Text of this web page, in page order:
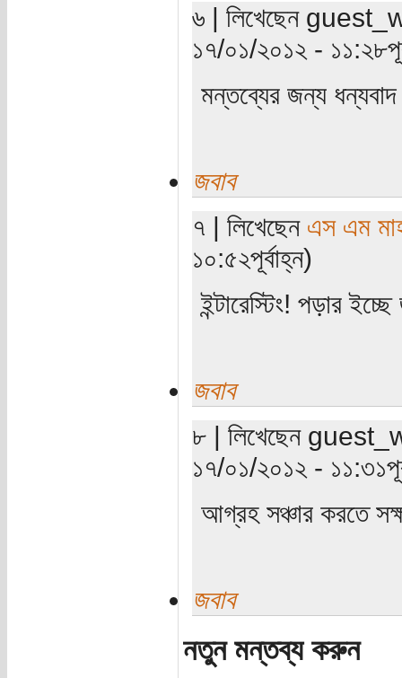
৬ | লিখেছেন
১৭/০১/২০১২ -
মন্তব্যের জন্য
জবাব
৭ | লিখেছেন এস এম
১০:৫২পূর্বাহ্ন)
ইন্টারেস্টিং! পড়ার
জবাব
৮ | লিখেছেন
১৭/০১/২০১২ -
আগ্রহ সঞ্চার করতে
জবাব
নতুন মন্তব্য করুন